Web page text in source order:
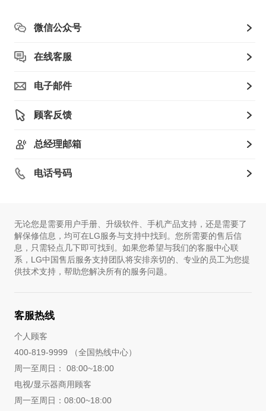
微信公众号
在线客服
电子邮件
顾客反馈
总经理邮箱
电话号码
无论您是需要用户手册、升级软件、手机产品支持，还是需要了
解保修信息，均可在LG服务与支持中找到。您所需要的售后信
息，只需轻点几下即可找到。如果您希望与我们的客服中心联
系，LG中国售后服务支持团队将安排亲切的、专业的员工为您提
供技术支持，帮助您解决所有的服务问题。
客服热线
个人顾客
400-819-9999 （全国热线中心）
周一至周日： 08:00~18:00
电视/显示器商用顾客
周一至周日：08:00~18:00